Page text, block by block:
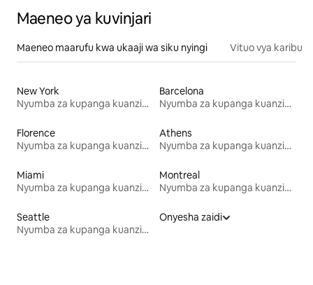
Maeneo ya kuvinjari
Maeneo maarufu kwa ukaaji wa siku nyingi Vituo vya karibu
New York
Nyumba za kupanga kuanzia mwezi mmoja
Barcelona
Nyumba za kupanga kuanzia mwezi mmoja
Florence
Nyumba za kupanga kuanzia mwezi mmoja
Athens
Nyumba za kupanga kuanzia mwezi mmoja
Miami
Nyumba za kupanga kuanzia mwezi mmoja
Montreal
Nyumba za kupanga kuanzia mwezi mmoja
Seattle
Nyumba za kupanga kuanzia mwezi mmoja
Onyesha zaidi